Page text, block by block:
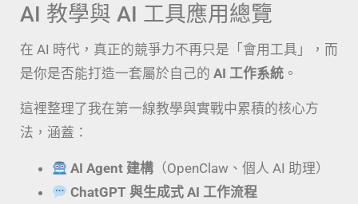
AI 教學與 AI 工具應用總覽
在 AI 時代，真正的競爭力不再只是「會用工具」，而
是你是否能打造一套屬於自己的 AI 工作系統 。
這裡整理了我在第一線教學與實戰中累積的核心方
法，涵蓋：
AI Agent 建構 （OpenClaw、個人 AI 助理）
ChatGPT 與生成式 AI 工作流程